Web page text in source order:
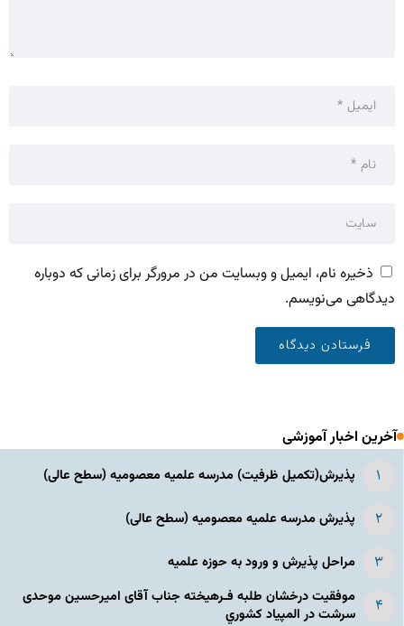
ذخیره نام، ایمیل و وبسایت من در مرورگر برای زمانی که دوباره
دیدگاهی می‌نویسم.
آخرین اخبار آموزشی
پذیرش(تکمیل ظرفیت) مدرسه علمیه معصومیه‌ (سطح عالی)
پذیرش مدرسه علمیه معصومیه‌ (سطح عالی)
مراحل پذیرش و ورود به حوزه علمیه
موفقیت درخشان طلبه فـرهیخته جناب آقای امیرحسین موحدی
سرشت در المپياد كشوري